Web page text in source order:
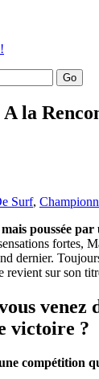
Go
la
Surf,
poussée
fortes,
dernier.
revient sur son
venez
victoire ?
une compétition